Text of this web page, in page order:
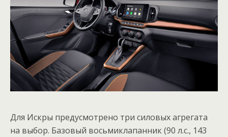
Для Искры предусмотрено три силовых агрегата
на выбор. Базовый восьмиклапанник (90 л.с., 143